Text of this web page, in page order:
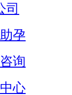
司
孕
询
心